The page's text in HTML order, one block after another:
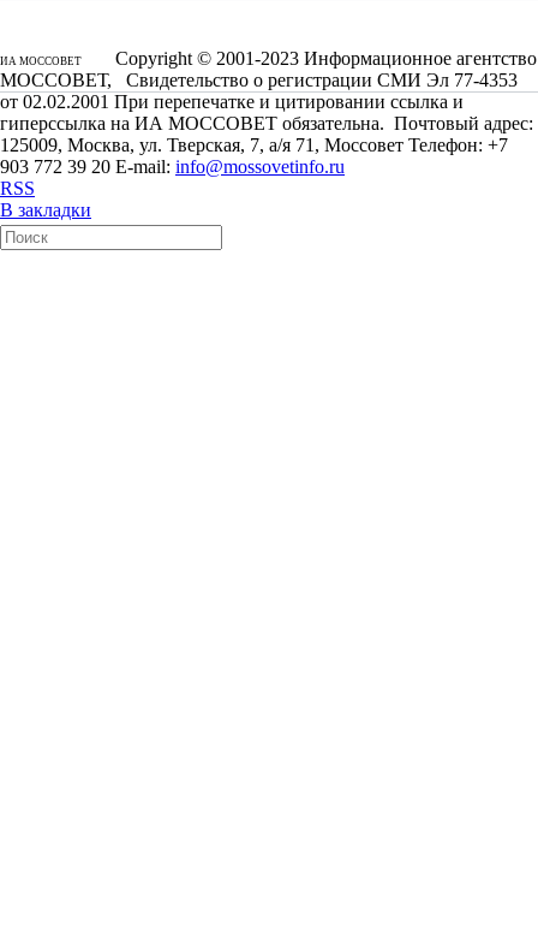
ИА МОССОВЕТ
Copyright © 2001-2023 Информационное агентство
МОССОВЕТ, Свидетельство о регистрации СМИ Эл 77-4353
от 02.02.2001 При перепечатке и цитировании ссылка и
гиперссылка на ИА МОССОВЕТ обязательна. Почтовый адрес:
125009, Москва, ул. Тверская, 7, а/я 71, Моссовет Телефон: +7
903 772 39 20 E-mail: info@mossovetinfo.ru
RSS
В закладки